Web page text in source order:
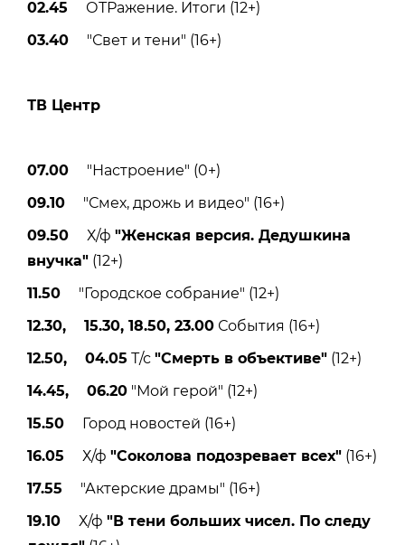
02.45 ОТРажение. Итоги (12+)
03.40 "Свет и тени" (16+)
ТВ Центр
07.00 "Настроение" (0+)
09.10 "Смех, дрожь и видео" (16+)
09.50 Х/ф "Женская версия. Дедушкина
внучка" (12+)
11.50 "Городское собрание" (12+)
12.30, 15.30, 18.50, 23.00 События (16+)
12.50, 04.05 Т/с "Смерть в объективе" (12+)
14.45, 06.20 "Мой герой" (12+)
15.50 Город новостей (16+)
16.05 Х/ф "Соколова подозревает всех" (16+)
17.55 "Актерские драмы" (16+)
19.10 Х/ф "В тени больших чисел. По следу